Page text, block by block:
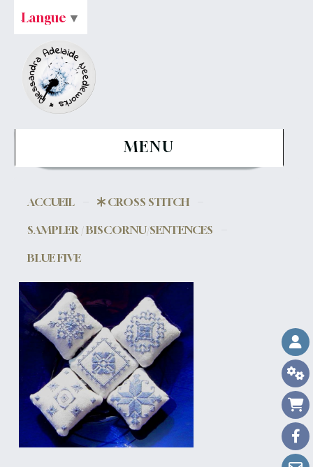
MENU
ACCUEIL
CROSS STITCH
SAMPLER / BISCORNU/SENTENCES
BLUE FIVE
Langue ▼